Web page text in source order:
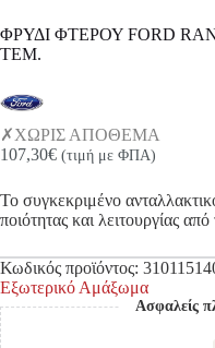
ΦΡΥΔΙ ΦΤΕΡΟΥ FORD
ΤΕΜ.
ΧΩΡΙΣ ΑΠΟΘΕΜΑ
107,30€ (τιμή με ΦΠΑ)
Το συγκεκριμένο
ποιότητας και λειτουργίας
Κωδικός προϊόντος:
Εξωτερικό Αμάξωμα
Ασφαλείς